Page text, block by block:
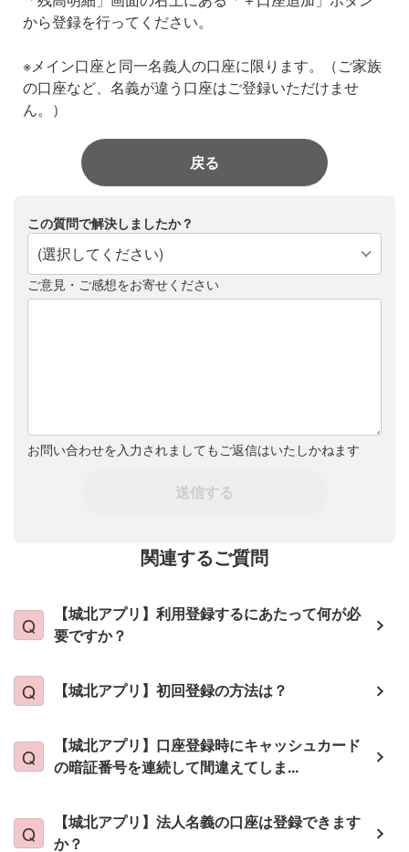
から登録を行ってください。
※メイン口座と同一名義人の口座に限ります。（ご家族
の口座など、名義が違う口座はご登録いただけませ
ん。）
戻る
この質問で解決しましたか？
(選択してください)
ご意見・ご感想をお寄せください
お問い合わせを入力されましてもご返信はいたしかねます
送信する
関連するご質問
【城北アプリ】利用登録するにあたって何が必
要ですか？
【城北アプリ】初回登録の方法は？
【城北アプリ】口座登録時にキャッシュカード
の暗証番号を連続して間違えてしま...
【城北アプリ】法人名義の口座は登録できます
か？